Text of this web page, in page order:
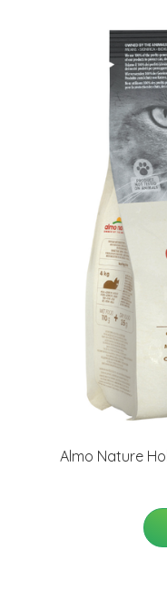
Almo Nature